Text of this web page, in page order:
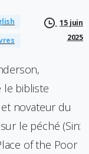
15 juin
2025
le bibliste
novateur du
le péché (Sin:
of the Poor